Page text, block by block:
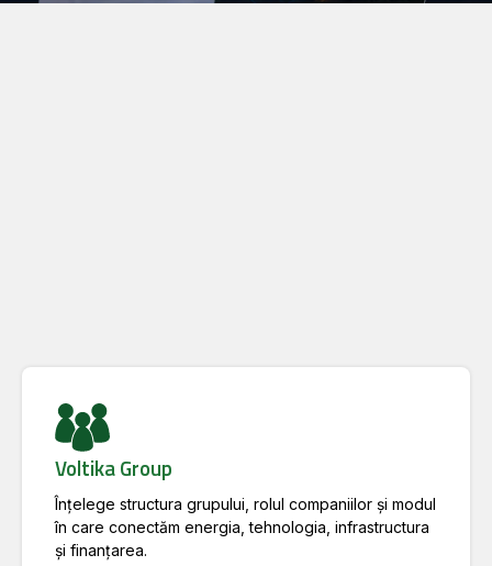
Voltika Group
Înțelege structura grupului, rolul companiilor și modul
în care conectăm energia, tehnologia, infrastructura
și finanțarea.